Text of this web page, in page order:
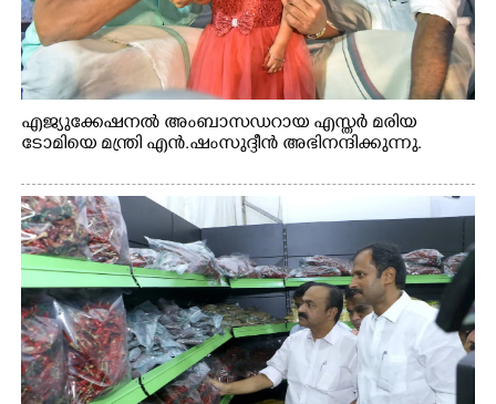
എജ്യുക്കേഷനൽ അംബാസഡറായ എസ്തർ മരിയ
ടോമിയെ മന്ത്രി എൻ.ഷംസുദ്ദീൻ അഭിനന്ദിക്കുന്നു.